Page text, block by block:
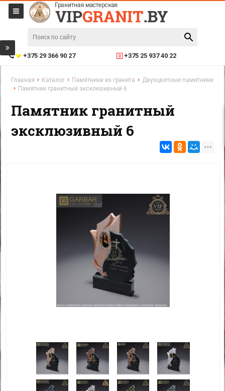
+375 29 366 90 27 +375 25 937 40 22
Главная Каталог Памятники из гранита
Двухцветные памятники
Памятник гранитный эксклюзивный 6
Памятник гранитный
эксклюзивный 6